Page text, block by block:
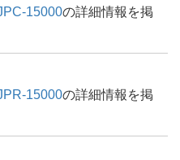
15000の詳細情報を掲
15000の詳細情報を掲